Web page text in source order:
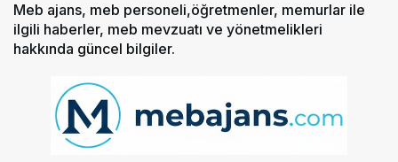
Meb ajans, meb personeli,öğretmenler, memurlar ile
ilgili haberler, meb mevzuatı ve yönetmelikleri
hakkında güncel bilgiler.